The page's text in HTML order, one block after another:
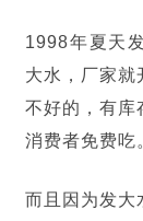
1998年夏天
大水，厂家就
不好的，有库
消费者免费吃
而且因为发大